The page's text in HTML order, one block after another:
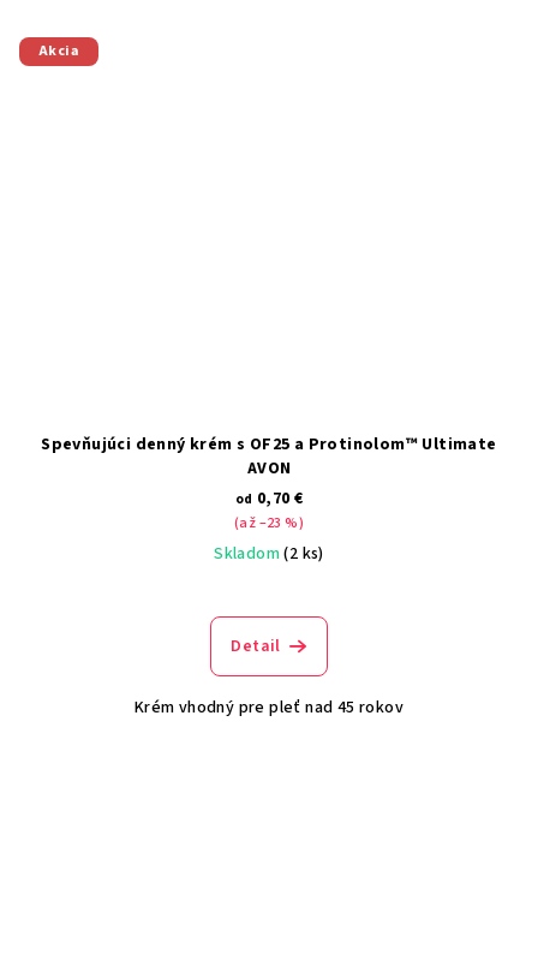
Akcia
Spevňujúci denný krém s OF25 a Protinolom™ Ultimate
AVON
od 0,70 €
(až –23 %)
Skladom(2 ks)
Detail
Krém vhodný pre pleť nad 45 rokov